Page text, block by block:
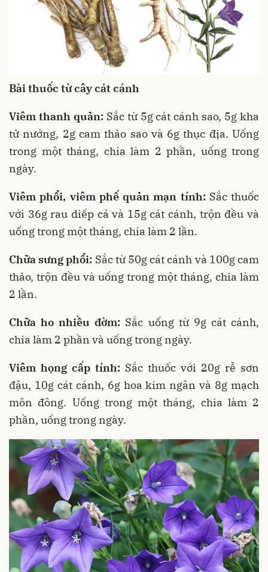
Bài thuốc từ cây cát cánh
Viêm thanh quản:Sắc từ 5g cát cánh sao, 5g kha
tử nướng, 2g cam thảo sao và 6g thục địa. Uống
trong một tháng, chia làm 2 phần, uống trong
ngày.
Viêm phổi, viêm phế quản mạn tính:Sắc thuốc
với 36g rau diếp cá và 15g cát cánh, trộn đều và
uống trong một tháng, chia làm 2 lần.
Chữa sưng phổi: Sắc từ 50g cát cánh và 100g cam
thảo, trộn đều và uống trong một tháng, chia làm
2 lần.
Chữa ho nhiều đờm: Sắc uống từ 9g cát cánh,
chia làm 2 phần và uống trong ngày.
Viêm họng cấp tính: Sắc thuốc với 20g rễ sơn
đậu, 10g cát cánh, 6g hoa kim ngân và 8g mạch
môn đông. Uống trong một tháng, chia làm 2
phần, uống trong ngày.